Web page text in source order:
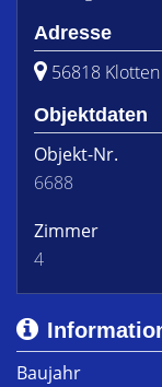
Adresse
56818 Klotten
Objektdaten
Objekt-Nr.
6688
Zimmer
4
Baujahr